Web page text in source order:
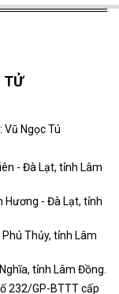
TỬ
Vũ Ngọc Tú
- Đà Lạt, tỉnh Lâm
Hương - Đà Lạt, tỉnh
Thủy, tỉnh Lâm
tỉnh Lâm Đồng.
232/GP-BTTT cấp